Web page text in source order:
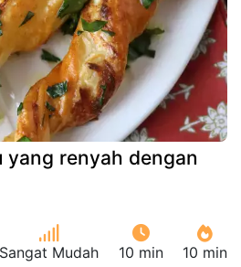
yang renyah dengan
Sangat Mudah 10 min 10 min